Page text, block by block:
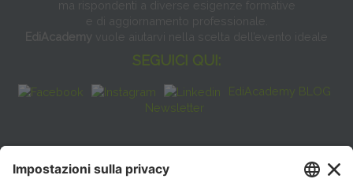
ma rispondenti a diverse esigenze formative
e di aggiornamento professionale.
EdiAcademy vuole aiutarvi nella scelta dell’evento ideale
SEGUICI QUI:
EdiAcademy BLOG
Newsletter
FAQ